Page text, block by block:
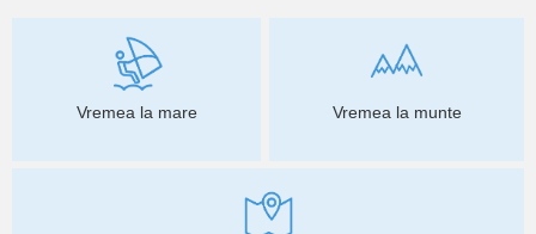
Vremea la mare Vremea la munte